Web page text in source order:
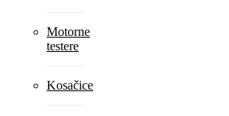
Motorne
testere
Kosačice